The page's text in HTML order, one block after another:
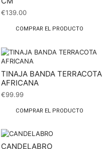
€139.00
COMPRAR EL PRODUCTO
TINAJA BANDA TERRACOTA
AFRICANA
€99.99
COMPRAR EL PRODUCTO
CANDELABRO